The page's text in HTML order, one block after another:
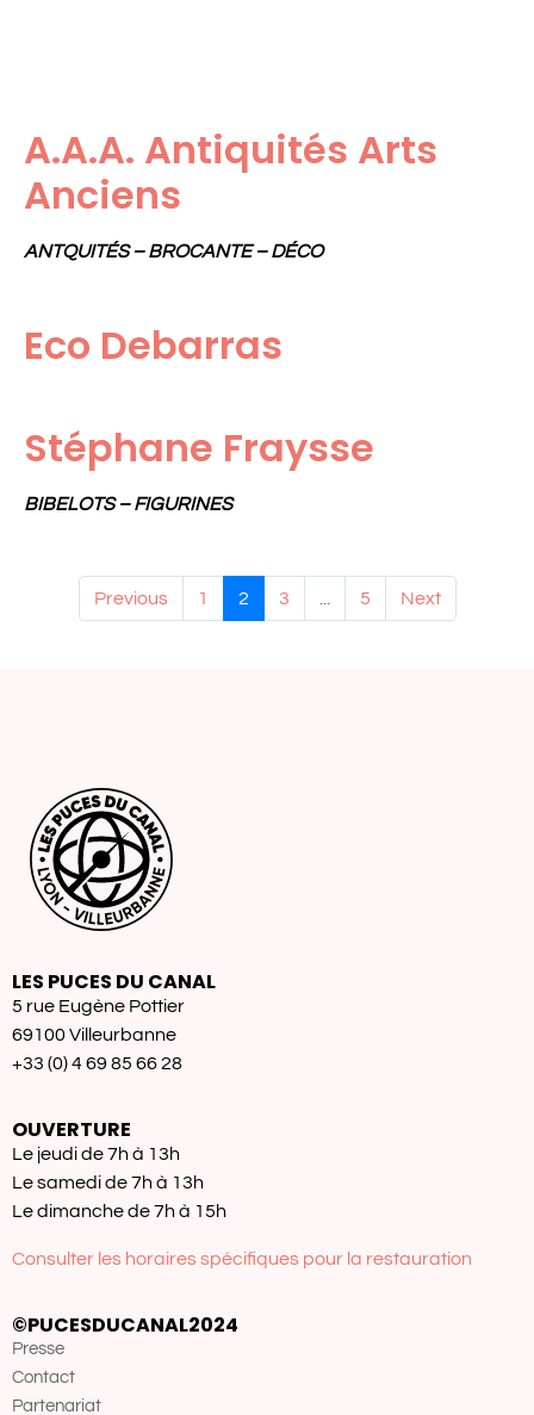
A.A.A. Antiquités Arts
Anciens
ANTQUITÉS – BROCANTE – DÉCO
Eco Debarras
Stéphane Fraysse
BIBELOTS – FIGURINES
Previous 1 2 3 5 Next
LES PUCES DU CANAL
5 rue Eugène Pottier
69100 Villeurbanne
+33 (0) 4 69 85 66 28
OUVERTURE
Le jeudi de 7h à 13h
Le samedi de 7h à 13h
Le dimanche de 7h à 15h
Consulter les horaires spécifiques pour la restauration
©PUCESDUCANAL2024
Presse
Contact
Partenariat